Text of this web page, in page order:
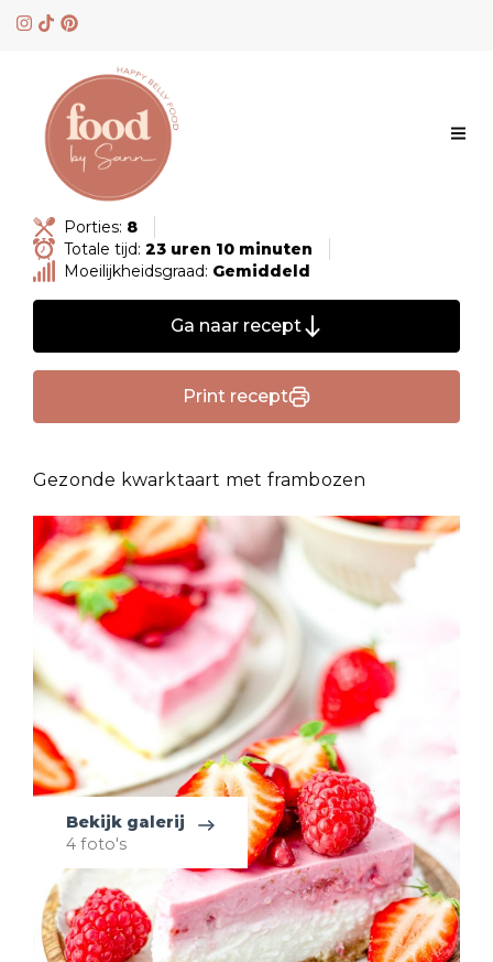
Skip
Porties: 8
Totale tijd: 23 uren 10 minuten
Moeilijkheidsgraad: Gemiddeld
Ga naar recept
Print recept
Gezonde kwarktaart met frambozen
Bekijk galerij
4 foto's